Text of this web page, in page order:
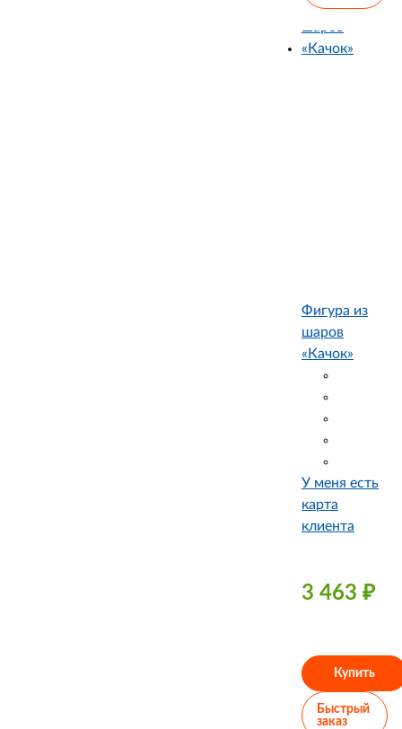
Фигура из
шаров
«Качок»
У меня есть
карта
клиента
3 463 ₽
Купить
Быстрый
заказ